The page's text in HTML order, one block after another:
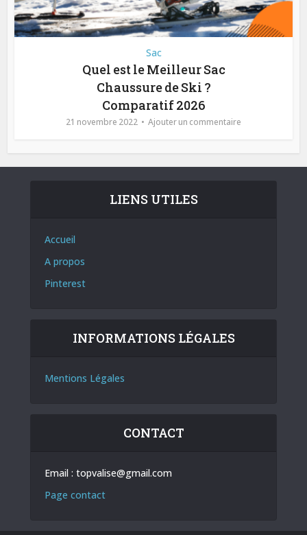
Sac
Quel est le Meilleur Sac
Chaussure de Ski ?
Comparatif 2026
21 novembre 2022 Ajouter un commentaire
LIENS UTILES
Accueil
A propos
Pinterest
INFORMATIONS LÉGALES
Mentions Légales
CONTACT
Email : topvalise@gmail.com
Page contact